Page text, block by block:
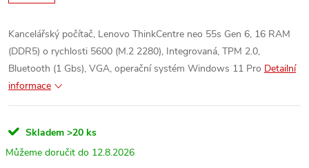
Kancelářský počítač, Lenovo ThinkCentre neo 55s Gen 6, 16 RAM
(DDR5) o rychlosti 5600 (M.2 2280), Integrovaná, TPM 2.0,
Bluetooth (1 Gbs), VGA, operační systém Windows 11 Pro Detailní
informace
Skladem >20 ks
12.8.2026